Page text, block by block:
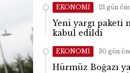
EKONOMİ 21 gün
Yeni yargı paketi
kabul edildi
EKONOMİ 30 gün
Hürmüz Boğazı